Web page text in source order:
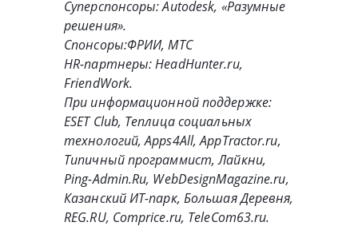
Суперспонсоры: Autodesk, «Разумные
решения».
Спонсоры:ФРИИ, МТС
HR-партнеры: HeadHunter.ru,
FriendWork.
При информационной поддержке:
ESET Club, Теплица социальных
технологий, Apps4All, AppTractor.ru,
Типичный программист, Лайкни,
Ping-Admin.Ru, WebDesignMagazine.ru,
Казанский ИТ-парк, Большая Деревня,
REG.RU, Comprice.ru, TeleCom63.ru.